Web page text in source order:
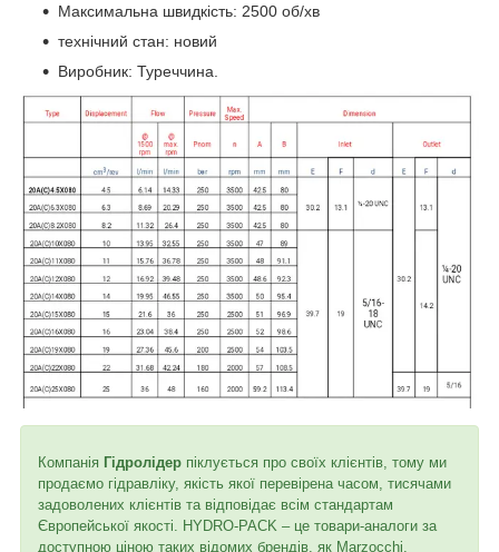
Максимальна швидкість: 2500 об/хв
технічний стан: новий
Виробник: Туреччина.
Компанія Гідролідер піклується про своїх клієнтів, тому ми
продаємо гідравліку, якість якої перевірена часом, тисячами
задоволених клієнтів та відповідає всім стандартам
Європейської якості. HYDRO-PACK – це товари-аналоги за
доступною ціною таких відомих брендів, як Marzocchi,